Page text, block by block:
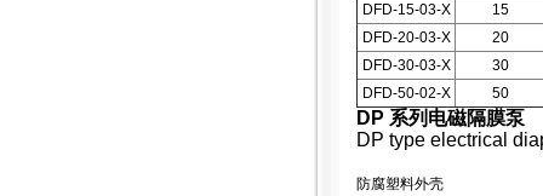
DFD-15-03-X
15
DFD-20-03-X
20
DFD-30-03-X
30
DFD-50-02-X
50
DP 系列电磁隔膜泵
DP type electrical
防腐塑料外壳